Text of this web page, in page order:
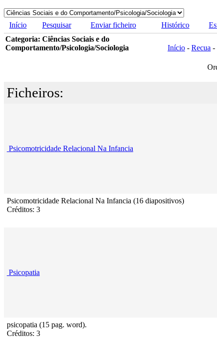
Início Pesquisar Enviar ficheiro Histórico
Categoria: Ciências Sociais e do
Comportamento/Psicologia/Sociologia
Início - Recua -
Ficheiros:
Psicomotricidade Relacional Na Infancia
Psicomotricidade Relacional Na Infancia (16 diapositivos)
Créditos: 3
Psicopatia
psicopatia (15 pag. word).
Créditos: 3